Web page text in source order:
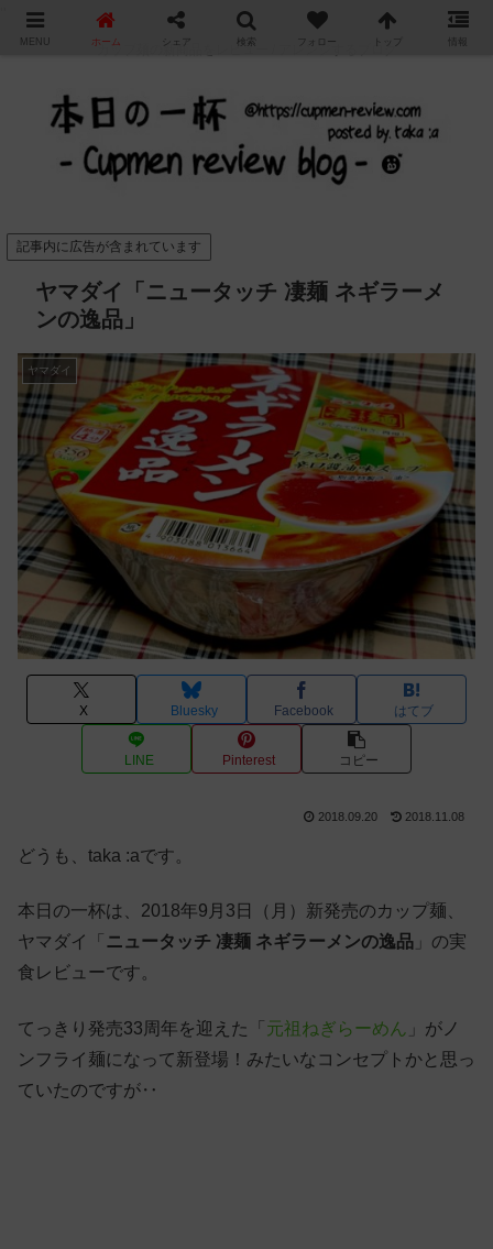
カップ麺の新商品をレビュー / アレンジするブログ
記事内に広告が含まれています
ヤマダイ「ニュータッチ 凄麺 ネギラーメ
ンの逸品」
ヤマダイ
X Bluesky Facebook はてブ
LINE Pinterest コピー
2018.09.20 2018.11.08
どうも、taka :aです。
本日の一杯は、2018年9月3日（月）新発売のカップ麺、
ヤマダイ「 ニュータッチ 凄麺 ネギラーメンの逸品 」の実
食レビューです。
てっきり発売33周年を迎えた「 元祖ねぎらーめん 」がノ
ンフライ麺になって新登場！みたいなコンセプトかと思っ
ていたのですが‥
MENU ホーム シェア 検索 フォロー トップ 情報